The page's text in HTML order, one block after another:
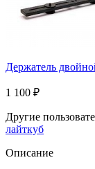
Держатель
1 100 ₽
Другие
лайткуб
Описание